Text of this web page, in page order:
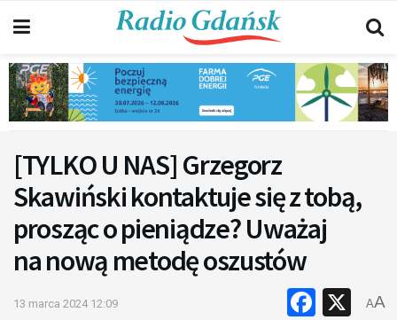
[TYLKO U NAS] Grzegorz
Skawiński kontaktuje się z tobą,
prosząc o pieniądze? Uważaj
na nową metodę oszustów
13 marca 2024 12:09 X
AA